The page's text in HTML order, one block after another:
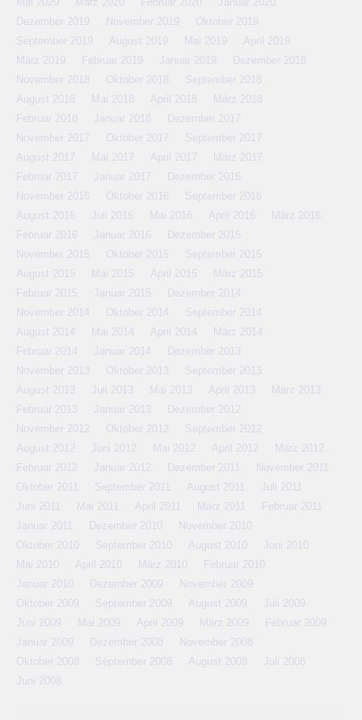
Dezember 2019
November 2019
Oktober 2019
September 2019
August 2019 Mai 2019
April 2019
März 2019
Februar 2019 Januar 2019
Dezember 2018
November 2018
Oktober 2018
September 2018
August 2018
Mai 2018 April 2018
März 2018
Februar 2018
Januar 2018
Dezember 2017
November 2017
Oktober 2017
September 2017
August 2017
Mai 2017 April 2017
März 2017
Februar 2017
Januar 2017
Dezember 2016
November 2016
Oktober 2016
September 2016
August 2016
Juli 2016 Mai 2016 April 2016
März 2016
Februar 2016
Januar 2016
Dezember 2015
November 2015
Oktober 2015
September 2015
August 2015
Mai 2015 April 2015
März 2015
Februar 2015
Januar 2015
Dezember 2014
November 2014
Oktober 2014
September 2014
August 2014
Mai 2014 April 2014
März 2014
Februar 2014
Januar 2014
Dezember 2013
November 2013
Oktober 2013
September 2013
August 2013
Juli 2013 Mai 2013 April 2013
März 2013
Februar 2013
Januar 2013
Dezember 2012
November 2012
Oktober 2012
September 2012
August 2012
Juni 2012 Mai 2012 April 2012
März 2012
Februar 2012
Januar 2012 Dezember 2011
November 2011
Oktober 2011
September 2011 August 2011
Juli 2011
Juni 2011
Mai 2011 April 2011 März 2011
Februar 2011
Januar 2011
Dezember 2010
November 2010
Oktober 2010
September 2010 August 2010
Juni 2010
Mai 2010
April 2010 März 2010
Februar 2010
Januar 2010
Dezember 2009
November 2009
Oktober 2009
September 2009 August 2009
Juli 2009
Juni 2009
Mai 2009 April 2009 März 2009
Februar 2009
Januar 2009
Dezember 2008
November 2008
Oktober 2008
September 2008 August 2008
Juli 2008
Juni 2008